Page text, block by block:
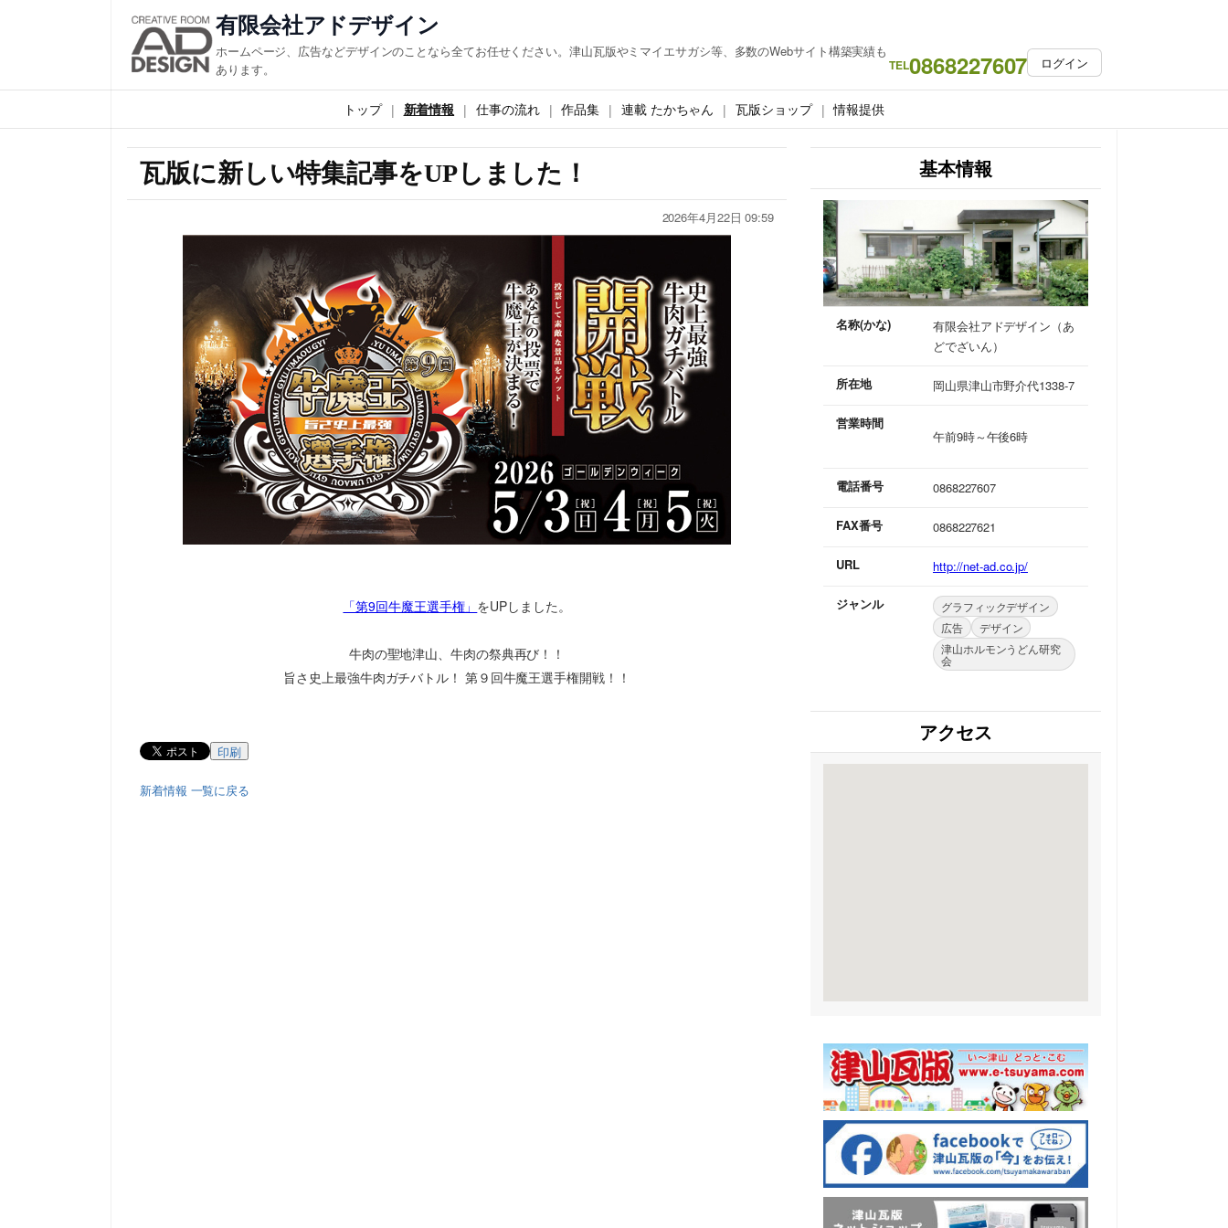
有限会社アドデザイン
ホームページ、広告などデザインのことなら全てお任せください。津山瓦版やミマイエサガシ等、多数のWebサイト構築実績も
あります。
TEL0868227607 ログイン
トップ 新着情報 仕事の流れ 作品集 連載 たかちゃん 瓦版ショップ 情報提供
瓦版に新しい特集記事をUPしました！
2026年4月22日 09:59
「第9回牛魔王選手権」 をUPしました。
牛肉の聖地津山、牛肉の祭典再び！！
旨さ史上最強牛肉ガチバトル！ 第９回牛魔王選手権開戦！！
印刷
新着情報 一覧に戻る
基本情報
名称(かな)
有限会社アドデザイン（あ
どでざいん）
所在地 岡山県津山市野介代1338-7
営業時間
午前9時～午後6時
電話番号 0868227607
FAX番号 0868227621
URL http://net-ad.co.jp/
ジャンル
グラフィックデザイン
広告
デザイン
津山ホルモンうどん研究
会
アクセス